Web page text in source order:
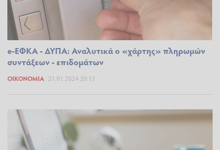
e-ΕΦΚΑ - ΔΥΠΑ: Αναλυτικά ο «χάρτης» πληρωμών
συντάξεων - επιδομάτων
ΟΙΚΟΝΟΜΊΑ 21.01.2024 20:13